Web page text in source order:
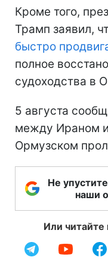
Кроме того,
Трамп заявил,
быстро
полное
судоходства в
5 августа
между Ираном
Ормузском
Не
наши
Или читайте